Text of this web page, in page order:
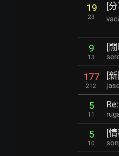
19
23
[
9
13
[
177
212
[
5
11
5
10
[